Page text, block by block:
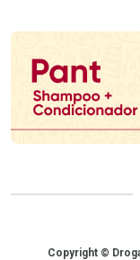
Promoção
CopyrightCopyright ©